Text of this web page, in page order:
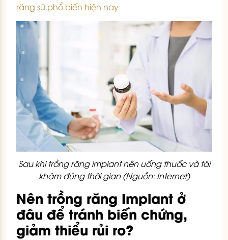
răng sứ phổ biến hiện nay
Sau khi trồng răng implant nên uống thuốc và tái
khám đúng thời gian (Nguồn: Internet)
Nên trồng răng Implant ở
đâu để tránh biến chứng,
giảm thiểu rủi ro?